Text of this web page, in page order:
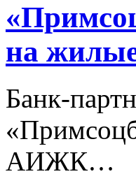
на
Банк-
АИЖК…